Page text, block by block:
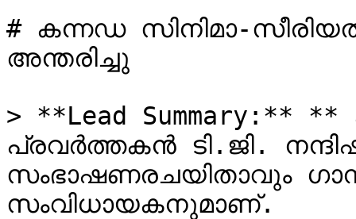
# കന്നഡ സിനിമാ-
അന്തരിച്ചു
> **Lead Summary:**
പ്രവർത്തകൻ ടി.ജി.
സംഭാഷണരചയിതാവും
സംവിധായകനുമാണ്.